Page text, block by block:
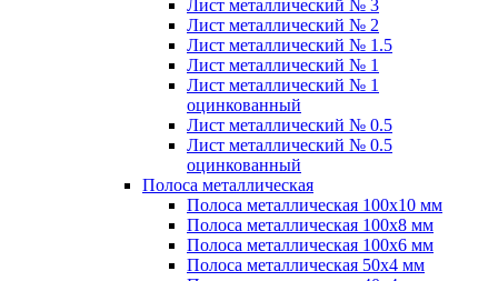
Лист металлический № 3
Лист металлический № 2
Лист металлический № 1.5
Лист металлический № 1
Лист металлический № 1
оцинкованный
Лист металлический № 0.5
Лист металлический № 0.5
оцинкованный
Полоса металлическая
Полоса металлическая 100х10 мм
Полоса металлическая 100х8 мм
Полоса металлическая 100х6 мм
Полоса металлическая 50х4 мм